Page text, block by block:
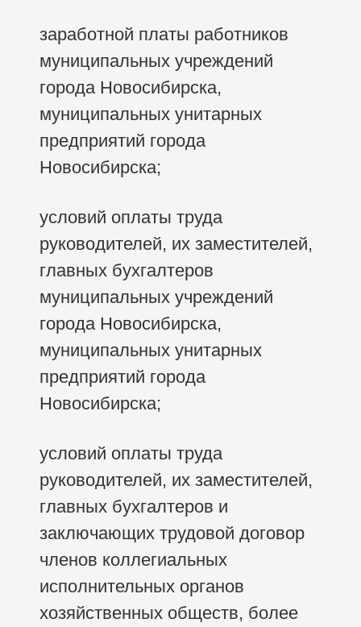
заработной платы работников
муниципальных учреждений
города Новосибирска,
муниципальных унитарных
предприятий города
Новосибирска;
условий оплаты труда
руководителей, их заместителей,
главных бухгалтеров
муниципальных учреждений
города Новосибирска,
муниципальных унитарных
предприятий города
Новосибирска;
условий оплаты труда
руководителей, их заместителей,
главных бухгалтеров и
заключающих трудовой договор
членов коллегиальных
исполнительных органов
хозяйственных обществ, более